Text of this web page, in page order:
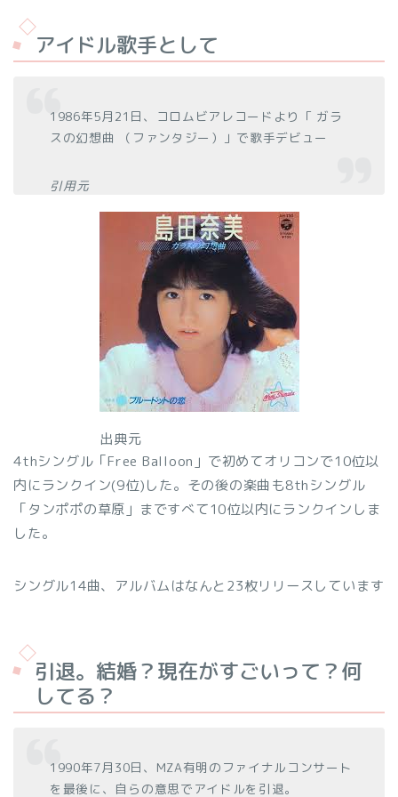
アイドル歌手として
1986年5月21日、コロムビアレコードより「 ガラ
スの幻想曲 （ファンタジー）」で歌手デビュー
引用元
出典元
4thシングル「Free Balloon」で初めてオリコンで10位以
内にランクイン(9位)した。その後の楽曲も8thシングル
「タンポポの草原」まですべて10位以内にランクインしま
した。
シングル14曲、アルバムはなんと23枚リリースしています
引退。結婚？現在がすごいって？何
してる？
1990年7月30日、MZA有明のファイナルコンサート
を最後に、自らの意思でアイドルを引退。